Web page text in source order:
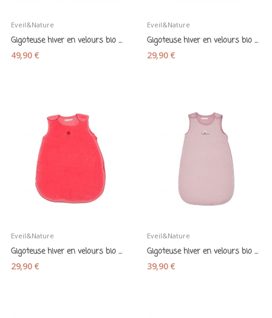
Eveil&Nature
Gigoteuse hiver en velours bio vert aqua 110 cm...
49,90 €
Eveil&Nature
Gigoteuse hiver en velours bio écru 55 cm 0-3...
29,90 €
Eveil&Nature
Gigoteuse hiver en velours bio corail 55 cm 0-3...
29,90 €
Eveil&Nature
Gigoteuse hiver en velours bio bois de rose 70...
39,90 €